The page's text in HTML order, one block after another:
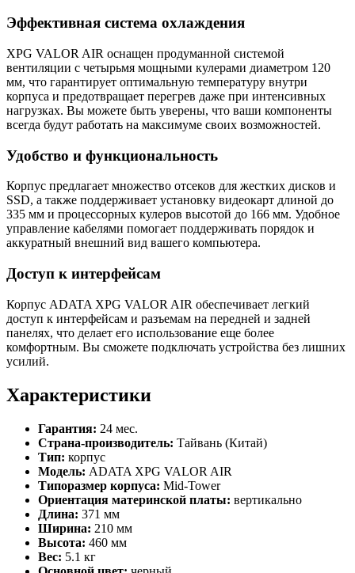
Эффективная система охлаждения
XPG VALOR AIR оснащен продуманной системой
вентиляции с четырьмя мощными кулерами диаметром 120
мм, что гарантирует оптимальную температуру внутри
корпуса и предотвращает перегрев даже при интенсивных
нагрузках. Вы можете быть уверены, что ваши компоненты
всегда будут работать на максимуме своих возможностей.
Удобство и функциональность
Корпус предлагает множество отсеков для жестких дисков и
SSD, а также поддерживает установку видеокарт длиной до
335 мм и процессорных кулеров высотой до 166 мм. Удобное
управление кабелями помогает поддерживать порядок и
аккуратный внешний вид вашего компьютера.
Доступ к интерфейсам
Корпус ADATA XPG VALOR AIR обеспечивает легкий
доступ к интерфейсам и разъемам на передней и задней
панелях, что делает его использование еще более
комфортным. Вы сможете подключать устройства без лишних
усилий.
Характеристики
Гарантия: 24 мес.
Страна-производитель: Тайвань (Китай)
Тип: корпус
Модель: ADATA XPG VALOR AIR
Типоразмер корпуса: Mid-Tower
Ориентация материнской платы: вертикально
Длина: 371 мм
Ширина: 210 мм
Высота: 460 мм
Вес: 5.1 кг